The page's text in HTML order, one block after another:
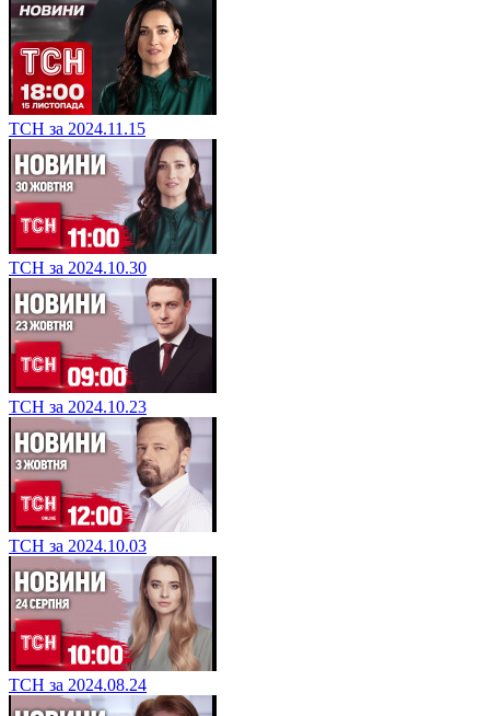
ТСН за 2024.11.15
ТСН за 2024.10.30
ТСН за 2024.10.23
ТСН за 2024.10.03
ТСН за 2024.08.24